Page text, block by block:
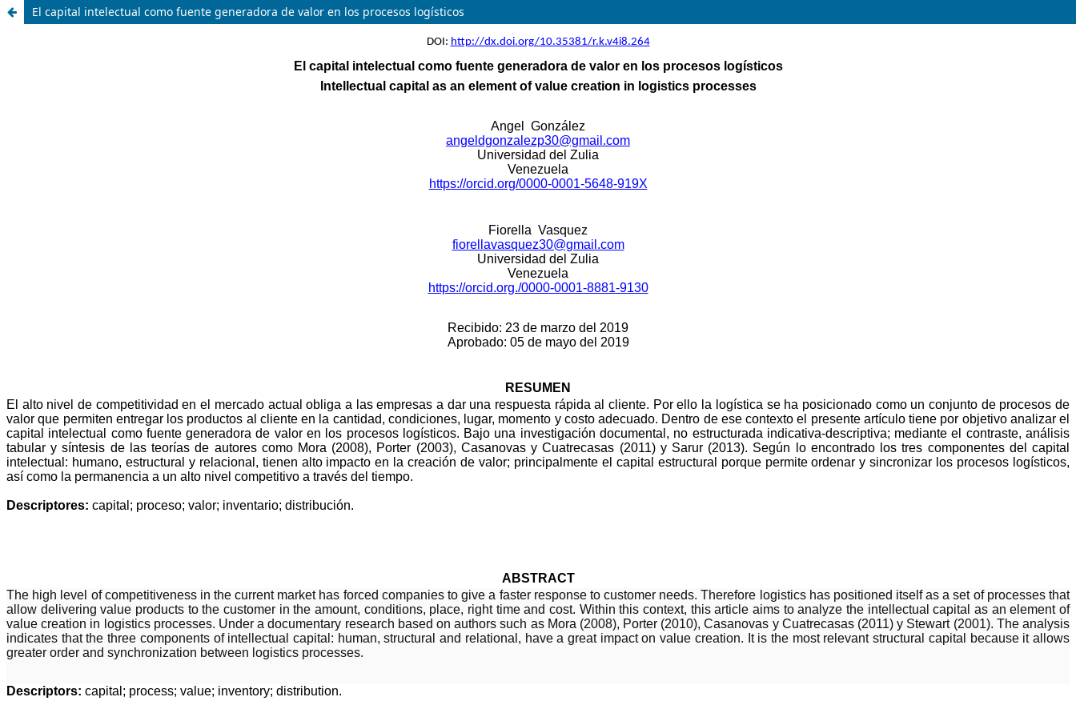
El capital intelectual como fuente generadora de valor en los procesos logísticos